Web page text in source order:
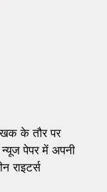
के तौर पर
पेपर में अपनी
राइटर्स